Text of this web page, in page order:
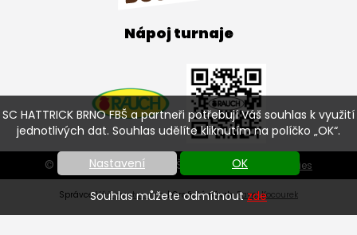
SC HATTRICK BRNO FBŠ a partneři potřebují Váš souhlas k využití
jednotlivých dat. Souhlas udělíte kliknutím na políčko „OK“.
Nastavení OK
Souhlas můžete odmítnoutzde
Nápoj turnaje
© SC HATTRICK BRNO FBŠ 2026 | Nastavení cookies
SprávceVáš prostor, s.r.o.| Grafický návrh: Pavel Kocourek